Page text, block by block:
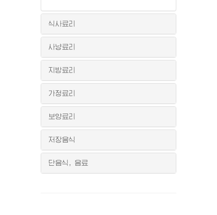
식사료리
사냥료리
지방료리
가정료리
보양료리
저장음식
단음식, 음료